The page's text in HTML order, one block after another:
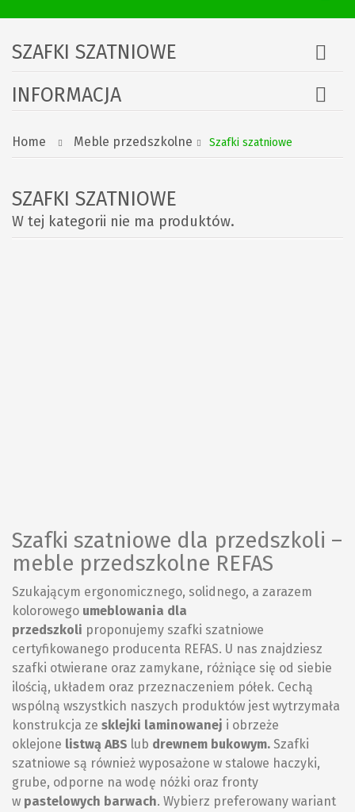
SZAFKI SZATNIOWE
INFORMACJA
Home Meble przedszkolne Szafki szatniowe
SZAFKI SZATNIOWE
W tej kategorii nie ma produktów.
Szafki szatniowe dla przedszkoli –
meble przedszkolne REFAS
Szukającym ergonomicznego, solidnego, a zarazem
kolorowego umeblowania dla
przedszkoli proponujemy szafki szatniowe
certyfikowanego producenta REFAS. U nas znajdziesz
szafki otwierane oraz zamykane, różniące się od siebie
ilością, układem oraz przeznaczeniem półek. Cechą
wspólną wszystkich naszych produktów jest wytrzymała
konstrukcja ze sklejki laminowanej i obrzeże
oklejone listwą ABS lub drewnem bukowym. Szafki
szatniowe są również wyposażone w stalowe haczyki,
grube, odporne na wodę nóżki oraz fronty
w pastelowych barwach. Wybierz preferowany wariant